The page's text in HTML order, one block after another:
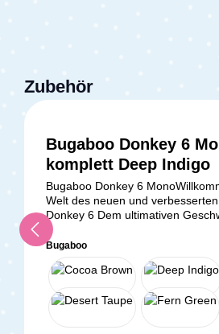
Zubehör
Bugaboo Donkey 6
komplett Deep Indigo
Bugaboo Donkey 6
Welt des neuen und
Donkey 6 Dem ultimativen
der deine Mobilität mit Kindern
Niveau hebt! Der Donkey 6 von
übernimmt viele der bewährten
Vorgängers und verbessert sie
dir ein unvergleichliches Erlebnis
Abenteuern zu bieten. Ähnlich
Vorgänger, der Donkey 3/5, kann
Donkey 6 später zu einem Duo-
Bugaboo